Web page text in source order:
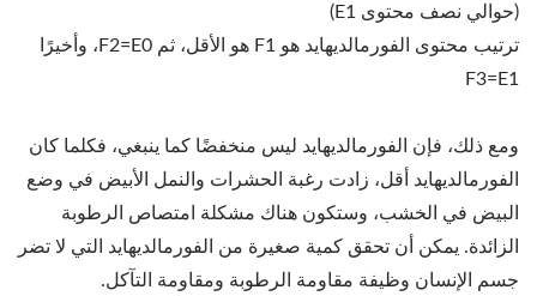
(حوالي نصف محتوى E1)
ترتيب محتوى الفورمالديهايد هو F1 هو الأقل، ثم F2=E0، وأخيرًا
F3=E1
ومع ذلك، فإن الفورمالديهايد ليس منخفضًا كما ينبغي، فكلما كان
الفورمالديهايد أقل، زادت رغبة الحشرات والنمل الأبيض في وضع
البيض في الخشب، وستكون هناك مشكلة امتصاص الرطوبة
الزائدة. يمكن أن تحقق كمية صغيرة من الفورمالديهايد التي لا تضر
جسم الإنسان وظيفة مقاومة الرطوبة ومقاومة التآكل.